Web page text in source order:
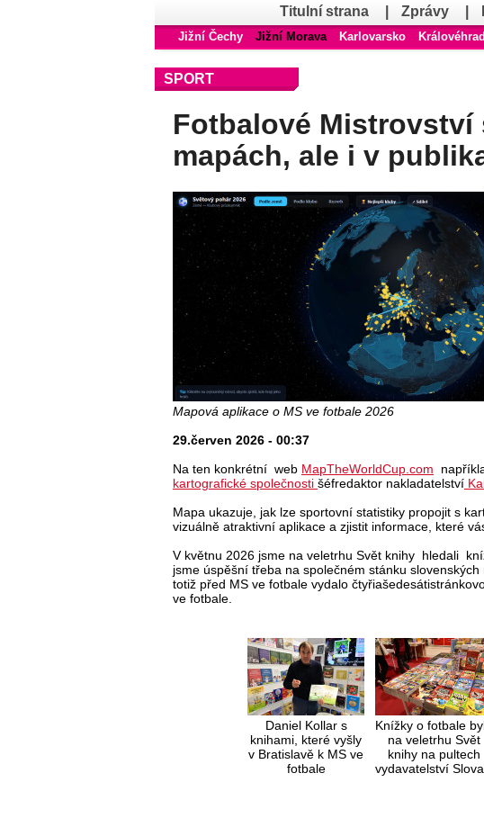
Titulní strana
Zprávy
Jižní Čechy Jižní Morava Karlovarsko
SPORT
Fotbalové Mistrovství
mapách, ale i v
Mapová aplikace o MS ve fotbale 2026
29.červen 2026 - 00:37
Na ten konkrétní web MapTheWorldCup.com
kartografické společnosti šéfredaktor nakladatelství
Mapa ukazuje, jak lze sportovní statistiky propojit s
vizuálně atraktivní aplikace a zjistit informace, které
V květnu 2026 jsme na veletrhu Svět knihy hledali
jsme úspěšní třeba na společném stánku
totiž před MS ve fotbale vydalo
ve fotbale.
Daniel Kollar s
knihami, které vyšly
v Bratislavě k MS ve
fotbale
Knížky o fotbale
na veletrhu Svět
knihy na pultech
vydavatelství